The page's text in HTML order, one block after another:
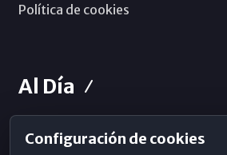
Política de cookies
Al Día
Horarios de Misa
Configuración de cookies